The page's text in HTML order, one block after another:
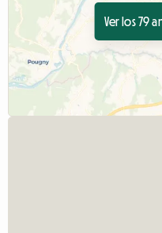
Ver los 79